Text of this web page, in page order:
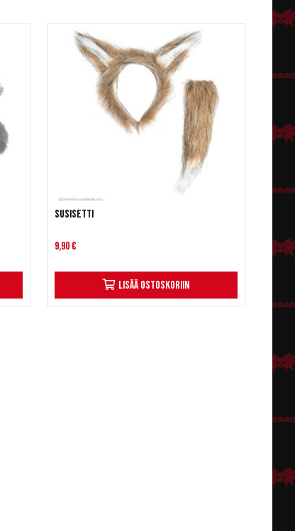
Susisetti
9,90 €
Lisää ostoskoriin